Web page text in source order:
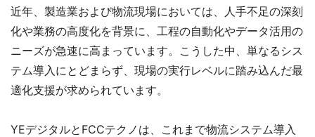
近年、製造業および物流現場においては、人手不足の深刻
化や業務の高度化を背景に、工程の自動化やデータ活用の
ニーズが急速に高まっています。こうした中、単なるシス
テム導入にとどまらず、現場の実行レベルに踏み込んだ最
適化支援が求められています。
YEデジタルとFCCテクノは、これまで物流システム導入